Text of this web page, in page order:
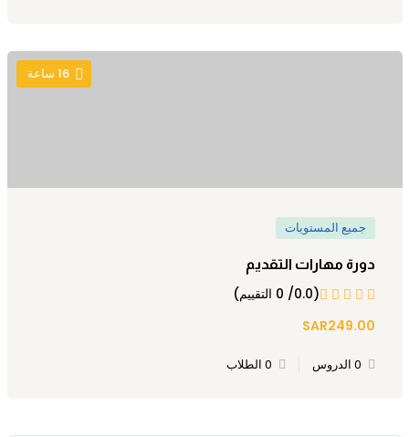
16 ساعة
جميع المستويات
دورة مهارات التقديم
(0.0/ 0 التقييم)
SAR249.00
0 الدروس 0 الطلاب